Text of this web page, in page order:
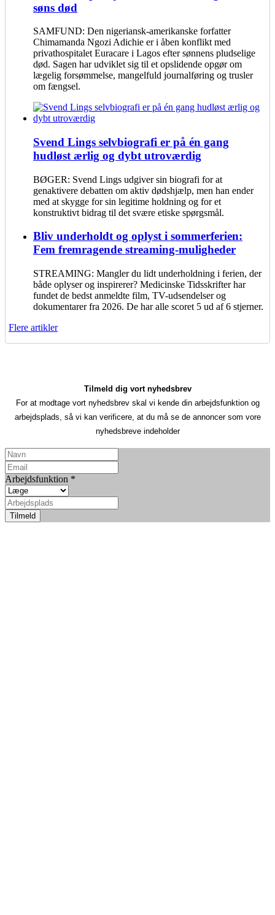
søns død
SAMFUND: Den nigeriansk-amerikanske forfatter
Chimamanda Ngozi Adichie er i åben konflikt med
privathospitalet Euracare i Lagos efter sønnens pludselige
død. Sagen har udviklet sig til et opslidende opgør om
lægelig forsømmelse, mangelfuld journalføring og trusler
om fængsel.
Svend Lings selvbiografi er på én gang
hudløst ærlig og dybt utroværdig
BØGER: Svend Lings udgiver sin biografi for at
genaktivere debatten om aktiv dødshjælp, men han ender
med at skygge for sin legitime holdning og for et
konstruktivt bidrag til det svære etiske spørgsmål.
Bliv underholdt og oplyst i sommerferien:
Fem fremragende streaming-muligheder
STREAMING: Mangler du lidt underholdning i ferien, der
både oplyser og inspirerer? Medicinske Tidsskrifter har
fundet de bedst anmeldte film, TV-udsendelser og
dokumentarer fra 2026. De har alle scoret 5 ud af 6 stjerner.
Flere artikler
Tilmeld dig vort nyhedsbrev
For at modtage vort nyhedsbrev skal vi kende din arbejdsfunktion og
arbejdsplads, så vi kan verificere, at du må se de annoncer som vore
nyhedsbreve indeholder
Arbejdsfunktion *
Tilmeld